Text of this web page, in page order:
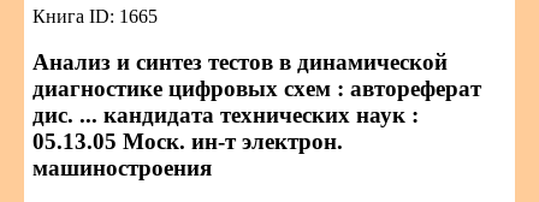
Книга ID: 1665
Анализ и синтез тестов в динамической
диагностике цифровых схем : автореферат
дис. ... кандидата технических наук :
05.13.05 Моск. ин-т электрон.
машиностроения